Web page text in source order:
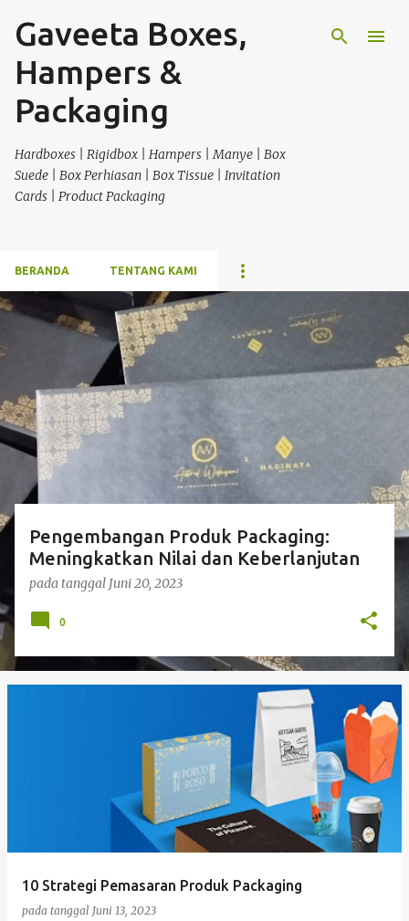
Langsung ke konten utama
Gaveeta Boxes,
Hampers &
Packaging
Hardboxes | Rigidbox | Hampers | Manye | Box
Suede | Box Perhiasan | Box Tissue | Invitation
Cards | Product Packaging
BERANDA TENTANG KAMI
o
t
i
n
n
Pengembangan Produk Packaging:
Meningkatkan Nilai dan Keberlanjutan
pada tanggal Juni 20, 2023
0
10 Strategi Pemasaran Produk Packaging
pada tanggal Juni 13, 2023